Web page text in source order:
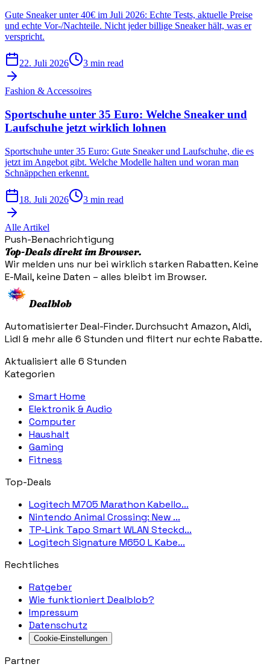
Gute Sneaker unter 40€ im Juli 2026: Echte Tests, aktuelle Preise
und echte Vor-/Nachteile. Nicht jeder billige Sneaker hält, was er
verspricht.
22. Juli 2026 3 min read
Fashion & Accessoires
Sportschuhe unter 35 Euro: Welche Sneaker und
Laufschuhe jetzt wirklich lohnen
Sportschuhe unter 35 Euro: Gute Sneaker und Laufschuhe, die es
jetzt im Angebot gibt. Welche Modelle halten und woran man
Schnäppchen erkennt.
18. Juli 2026 3 min read
Alle Artikel
Push-Benachrichtigung
Top-Deals direkt im Browser.
Wir melden uns nur bei wirklich starken Rabatten. Keine
E-Mail, keine Daten – alles bleibt im Browser.
Dealblob
Automatisierter Deal-Finder. Durchsucht Amazon, Aldi,
Lidl & mehr alle 6 Stunden und filtert nur echte Rabatte.
Aktualisiert alle 6 Stunden
Kategorien
Smart Home
Elektronik & Audio
Computer
Haushalt
Gaming
Fitness
Top-Deals
Logitech M705 Marathon Kabello...
Nintendo Animal Crossing: New ...
TP-Link Tapo Smart WLAN Steckd...
Logitech Signature M650 L Kabe...
Rechtliches
Ratgeber
Wie funktioniert Dealblob?
Impressum
Datenschutz
Cookie-Einstellungen
Partner